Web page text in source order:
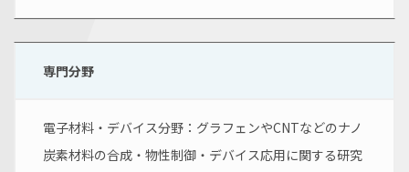
専門分野
電子材料・デバイス分野：グラフェンやCNTなどのナノ
炭素材料の合成・物性制御・デバイス応用に関する研究